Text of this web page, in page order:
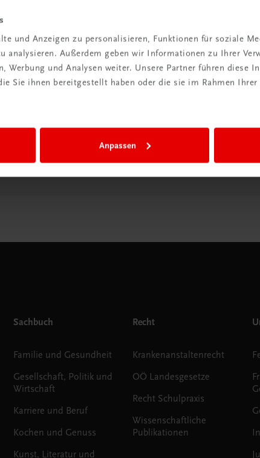
und Anzeigen zu personalisieren, Funktionen für soziale
analysieren. Außerdem geben wir Informationen zu Ihrer
Werbung und Analysen weiter. Unsere Partner führen diese
Sie ihnen bereitgestellt haben oder die sie im Rahmen
Anpassen
Wir sind gerne für Sie da
TRAUNER Verlag + Buchservice GmbH
Köglstraße 14 | 4020 Linz
Österreich/Austria
WhatsApp:+43 664 88 58 69 41
Sachbuch
Familie und Gesundheit
Gesellschaft, Politik und
Wirtschaft
Karriere und Beruf
Kochen und Genuss
Kunst, Literatur und
Recht
Krankenanstaltenrecht
OÖ Landesgesetze
Recht Schulpraxis
Wissenschaftliche
Publikationen